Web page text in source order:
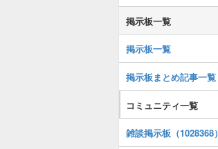
掲示板一覧
掲示板一覧
掲示板まとめ記事一覧
コミュニティ一覧
雑談掲示板（1028368）